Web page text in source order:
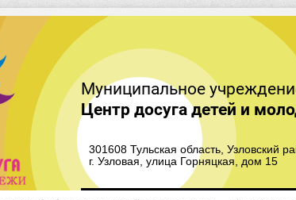
Муниципальное
Центр досуга детей и
301608 Тульская область, Узловский
г. Узловая, улица Горняцкая, дом 15